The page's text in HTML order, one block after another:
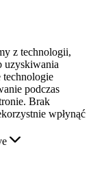
z technologii,
uzyskiwania
technologie
podczas
Brak
wpłynąć